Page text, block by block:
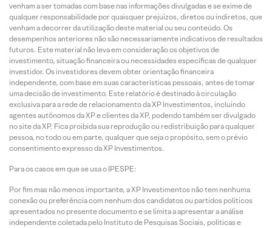
venham a ser tomadas com base nas informações divulgadas e se exime de
qualquer responsabilidade por quaisquer prejuízos, diretos ou indiretos, que
venham a decorrer da utilização deste material ou seu conteúdo. Os
desempenhos anteriores não são necessariamente indicativos de resultados
futuros. Este material não leva em consideração os objetivos de
investimento, situação financeira ou necessidades específicas de qualquer
investidor. Os investidores devem obter orientação financeira
independente, com base em suas características pessoais, antes de tomar
uma decisão de investimento. Este relatório é destinado à circulação
exclusiva para a rede de relacionamento da XP Investimentos, incluindo
agentes autônomos da XP e clientes da XP, podendo também ser divulgado
no site da XP. Fica proibida sua reprodução ou redistribuição para qualquer
pessoa, no todo ou em parte, qualquer que seja o propósito, sem o prévio
consentimento expresso da XP Investimentos.
Para os casos em que se usa o IPESPE:
Por fim mas não menos importante, a XP Investimentos não tem nenhuma
conexão ou preferência com nenhum dos candidatos ou partidos políticos
apresentados no presente documento e se limita a apresentar a análise
independente coletada pelo Instituto de Pesquisas Sociais, políticas e